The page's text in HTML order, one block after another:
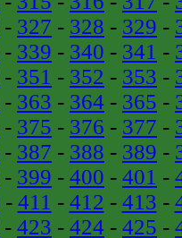
- 327 - 328 - 329 -
- 339 - 340 - 341 -
- 351 - 352 - 353 -
- 363 - 364 - 365 -
- 375 - 376 - 377 -
- 387 - 388 - 389 -
- 399 - 400 - 401 -
- 411 - 412 - 413 -
- 423 - 424 - 425 -